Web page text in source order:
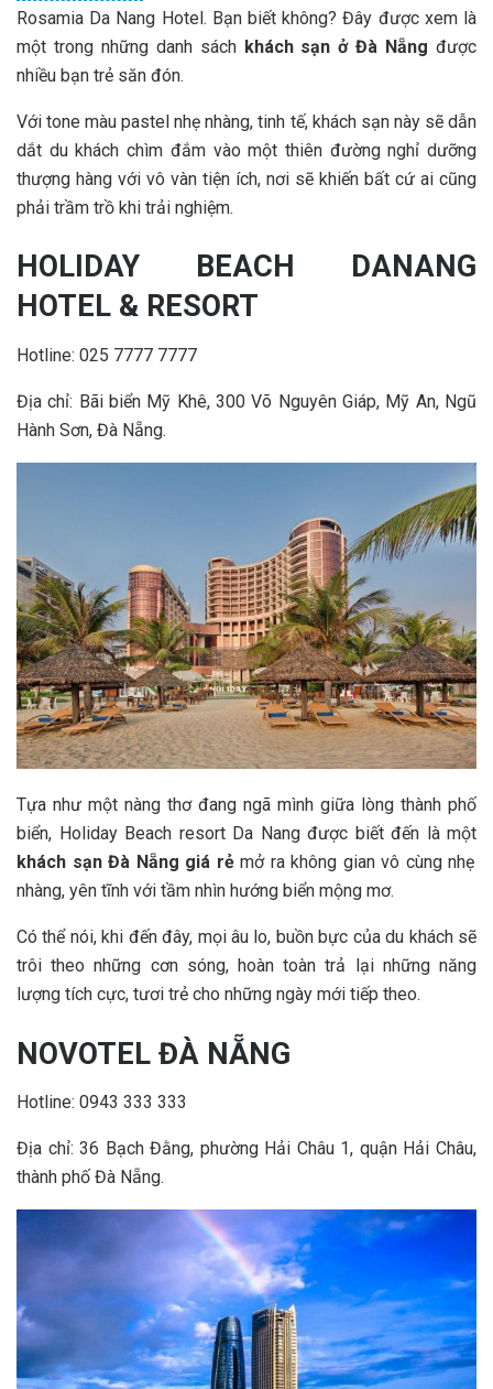
Rosamia Da Nang Hotel. Bạn biết không? Đây được xem là
một trong những danh sách khách sạn ở Đà Nẵng được
nhiều bạn trẻ săn đón.
Với tone màu pastel nhẹ nhàng, tinh tế, khách sạn này sẽ dẫn
dắt du khách chìm đắm vào một thiên đường nghỉ dưỡng
thượng hàng với vô vàn tiện ích, nơi sẽ khiến bất cứ ai cũng
phải trầm trồ khi trải nghiệm.
HOLIDAY BEACH DANANG
HOTEL & RESORT
Hotline: 025 7777 7777
Địa chỉ: Bãi biển Mỹ Khê, 300 Võ Nguyên Giáp, Mỹ An, Ngũ
Hành Sơn, Đà Nẵng.
Tựa như một nàng thơ đang ngã mình giữa lòng thành phố
biển, Holiday Beach resort Da Nang được biết đến là một
khách sạn Đà Nẵng giá rẻmở ra không gian vô cùng nhẹ
nhàng, yên tĩnh với tầm nhìn hướng biển mộng mơ.
Có thể nói, khi đến đây, mọi âu lo, buồn bực của du khách sẽ
trôi theo những cơn sóng, hoàn toàn trả lại những năng
lượng tích cực, tươi trẻ cho những ngày mới tiếp theo.
NOVOTEL ĐÀ NẴNG
Hotline: 0943 333 333
Địa chỉ: 36 Bạch Đằng, phường Hải Châu 1, quận Hải Châu,
thành phố Đà Nẵng.